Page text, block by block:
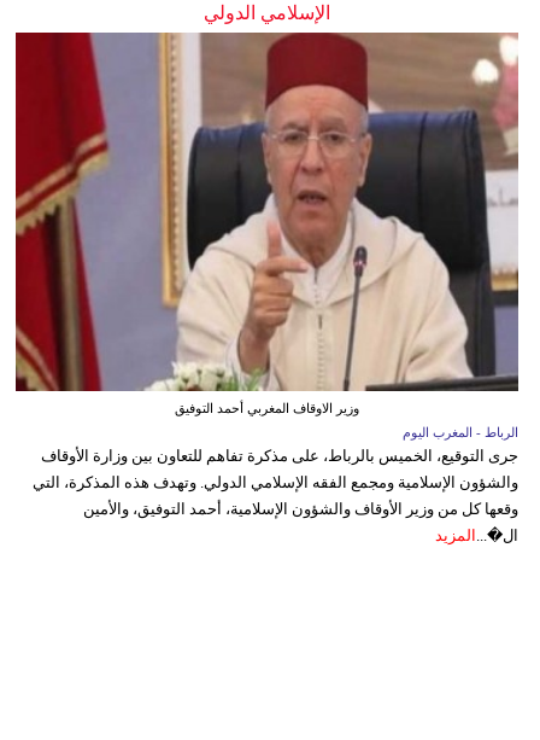
الإسلامي الدولي
وزير الاوقاف المغربي أحمد التوفيق
الرباط - المغرب اليوم
جرى التوقيع، الخميس بالرباط، على مذكرة تفاهم للتعاون بين وزارة الأوقاف
والشؤون الإسلامية ومجمع الفقه الإسلامي الدولي. وتهدف هذه المذكرة، التي
وقعها كل من وزير الأوقاف والشؤون الإسلامية، أحمد التوفيق، والأمين
ال�... المزيد